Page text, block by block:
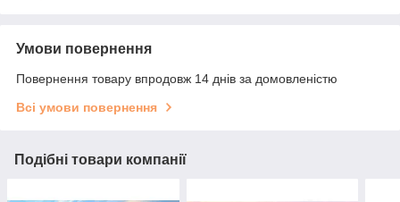
Умови повернення
Повернення товару впродовж 14 днів за домовленістю
Всі умови повернення
Подібні товари компанії